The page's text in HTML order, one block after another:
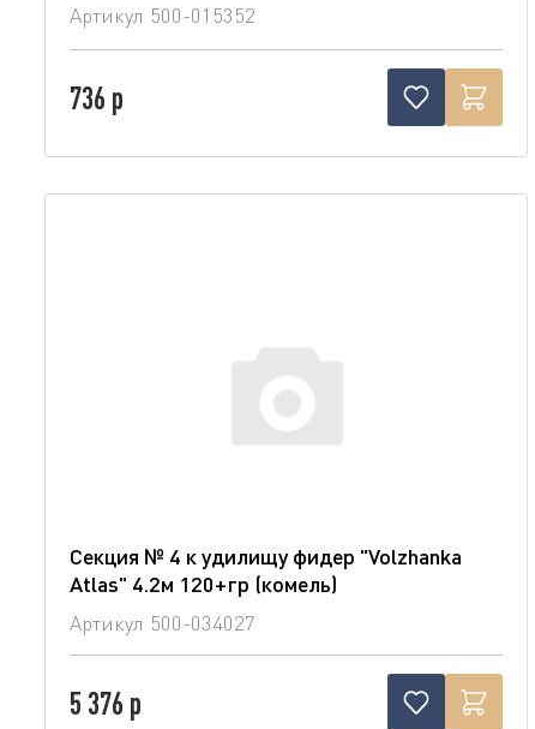
Артикул 500-015352
736 р
Секция № 4 к удилищу фидер "Volzhanka
Atlas" 4.2м 120+гр (комель)
Артикул 500-034027
5 376 р